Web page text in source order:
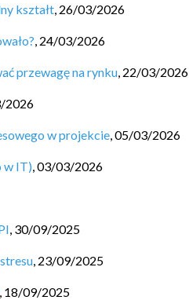
kształt, 26/03/2026
, 24/03/2026
przewagę na rynku, 22/03/2026
2026
w projekcie,05/03/2026
w IT),03/03/2026
, 30/09/2025
, 23/09/2025
, 18/09/2025